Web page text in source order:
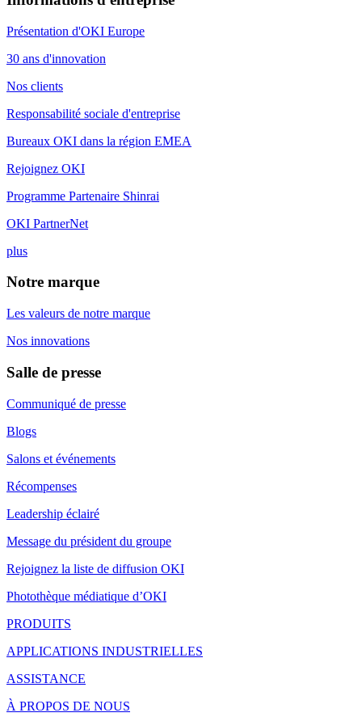
Présentation d'OKI Europe
30 ans d'innovation
Nos clients
Responsabilité sociale d'entreprise
Bureaux OKI dans la région EMEA
Rejoignez OKI
Programme Partenaire Shinrai
OKI PartnerNet
plus
Notre marque
Les valeurs de notre marque
Nos innovations
Salle de presse
Communiqué de presse
Blogs
Salons et événements
Récompenses
Leadership éclairé
Message du président du groupe
Rejoignez la liste de diffusion OKI
Photothèque médiatique d’OKI
PRODUITS
APPLICATIONS INDUSTRIELLES
ASSISTANCE
À PROPOS DE NOUS